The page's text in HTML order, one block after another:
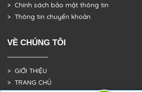
> Chính sách bảo mật thông tin
> Thông tin chuyển khoản
VỀ CHÚNG TÔI
> GIỚI THIỆU
> TRANG CHỦ